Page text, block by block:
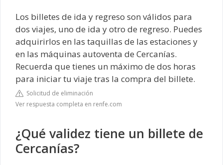
Los billetes de ida y regreso son válidos para
dos viajes, uno de ida y otro de regreso. Puedes
adquirirlos en las taquillas de las estaciones y
en las máquinas autoventa de Cercanías.
Recuerda que tienes un máximo de dos horas
para iniciar tu viaje tras la compra del billete.
Solicitud de eliminación
Ver respuesta completa en renfe.com
¿Qué validez tiene un billete de
Cercanías?